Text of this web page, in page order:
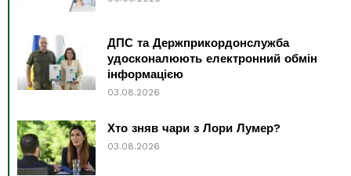
ДПС та Держприкордонслужба
удосконалюють електронний обмін
інформацією
03.08.2026
Хто зняв чари з Лори Лумер?
03.08.2026